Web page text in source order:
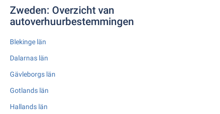
Zweden: Overzicht van
autoverhuurbestemmingen
Blekinge län
Dalarnas län
Gävleborgs län
Gotlands län
Hallands län